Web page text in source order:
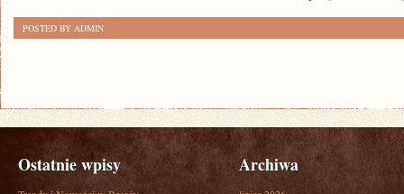
POSTED BY ADMIN
Ostatnie wpisy Archiwa